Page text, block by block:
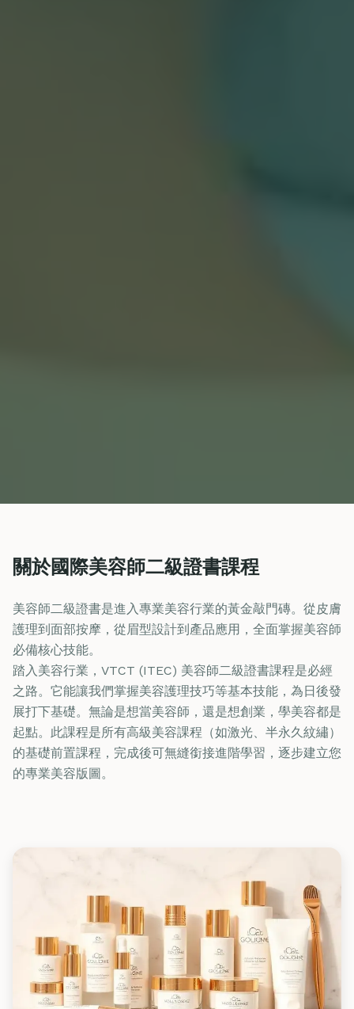
關於國際美容師二級證書課程
美容師二級證書是進入專業美容行業的黃金敲門磚。從皮膚
護理到面部按摩，從眉型設計到產品應用，全面掌握美容師
必備核心技能。
踏入美容行業，VTCT (ITEC) 美容師二級證書課程是必經
之路。它能讓我們掌握美容護理技巧等基本技能，為日後發
展打下基礎。無論是想當美容師，還是想創業，學美容都是
起點。此課程是所有高級美容課程（如激光、半永久紋繡）
的基礎前置課程，完成後可無縫銜接進階學習，逐步建立您
的專業美容版圖。